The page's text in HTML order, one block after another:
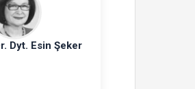
Dyt. Esin Şeker